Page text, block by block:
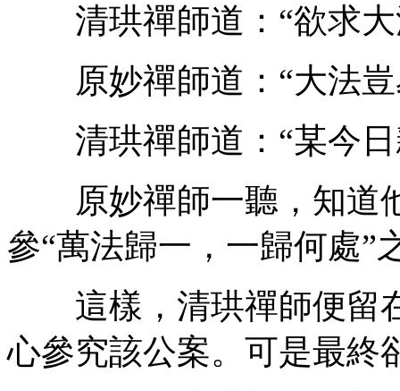
清珙禪師道：“欲求大
原妙禪師道：“大法豈
清珙禪師道：“某今日
原妙禪師一聽，知道
參“萬法歸一，一歸何處”
這樣，清珙禪師便留
心參究該公案。可是最終